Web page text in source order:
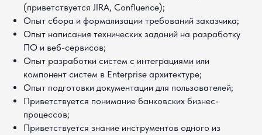
(приветствуется JIRA, Confluence);
Опыт сбора и формализации требований заказчика;
Опыт написания технических заданий на разработку
ПО и веб-сервисов;
Опыт разработки систем с интеграциями или
компонент систем в Enterprise архитектуре;
Опыт подготовки документации для пользователей;
Приветствуется понимание банковских бизнес-
процессов;
Приветствуется знание инструментов одного из